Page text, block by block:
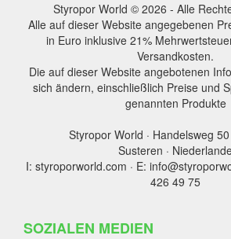
Styropor World © 2026 - Alle
Alle auf dieser Website angegebenen
in Euro inklusive 21%
Versandkosten.
Die auf dieser Website angebotenen
sich ändern, einschließlich Preise und
genannten Produkte
Styropor World · Handelsweg
Susteren ·
I: styroporworld.com · E:
426 49 75
SOZIALEN MEDIEN